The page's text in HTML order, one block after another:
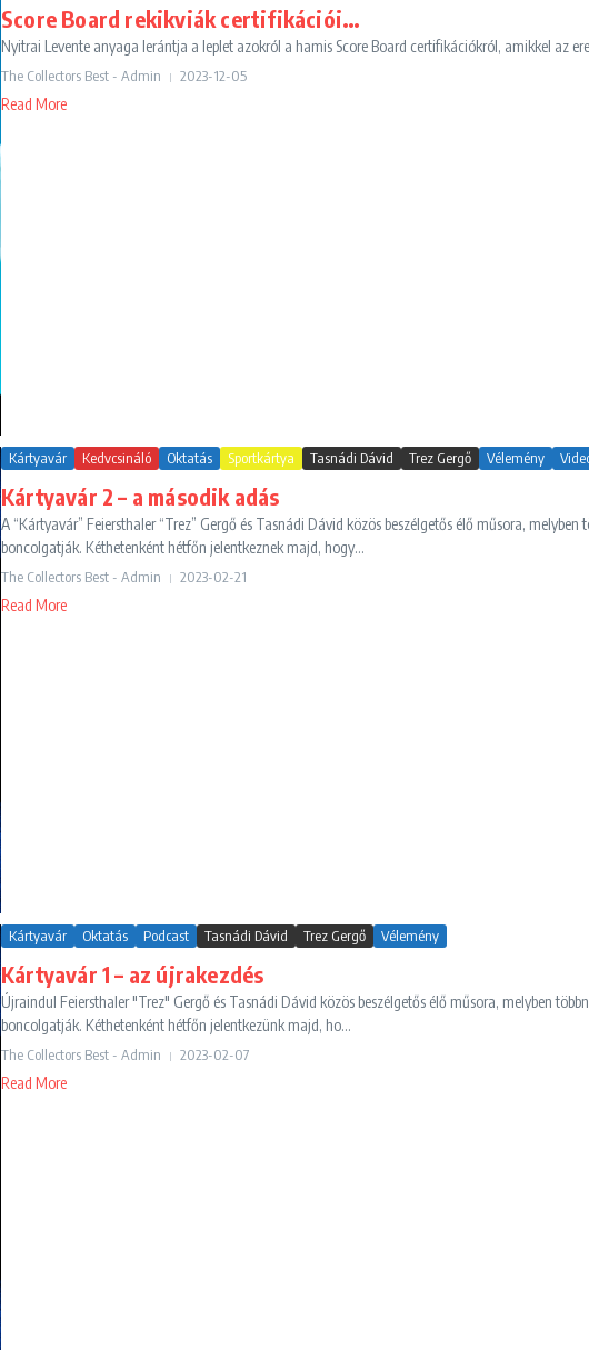
Score Board rekikviák certifikációi…
Nyitrai Levente anyaga lerántja a leplet azokról a hamis Score Board certifikációkról, amikkel az
The Collectors Best - Admin 2023-12-05
Read More
Kártyavár Kedvcsináló Oktatás Sportkártya Tasnádi Dávid Trez Gergő Vélemény
Kártyavár 2 – a második adás
A “Kártyavár” Feiersthaler “Trez” Gergő és Tasnádi Dávid közös beszélgetős élő műsora,
boncolgatják. Kéthetenként hétfőn jelentkeznek majd, hogy...
The Collectors Best - Admin 2023-02-21
Read More
Kártyavár Oktatás Podcast Tasnádi Dávid Trez Gergő Vélemény
Kártyavár 1 – az újrakezdés
Újraindul Feiersthaler "Trez" Gergő és Tasnádi Dávid közös beszélgetős élő műsora, melyben
boncolgatják. Kéthetenként hétfőn jelentkezünk majd, ho...
The Collectors Best - Admin 2023-02-07
Read More